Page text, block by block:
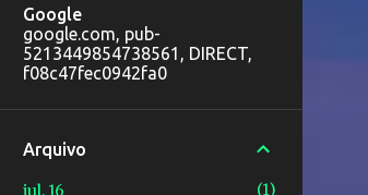
Google
google.com, pub-
5213449854738561, DIRECT,
f08c47fec0942fa0
Arquivo
jul. 16 1